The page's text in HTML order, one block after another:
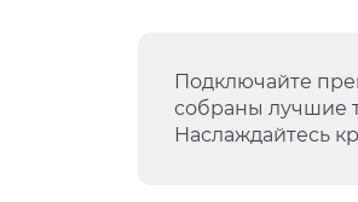
Подключайте
собраны лучшие
Наслаждайтесь